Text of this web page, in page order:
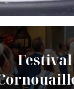
Festival